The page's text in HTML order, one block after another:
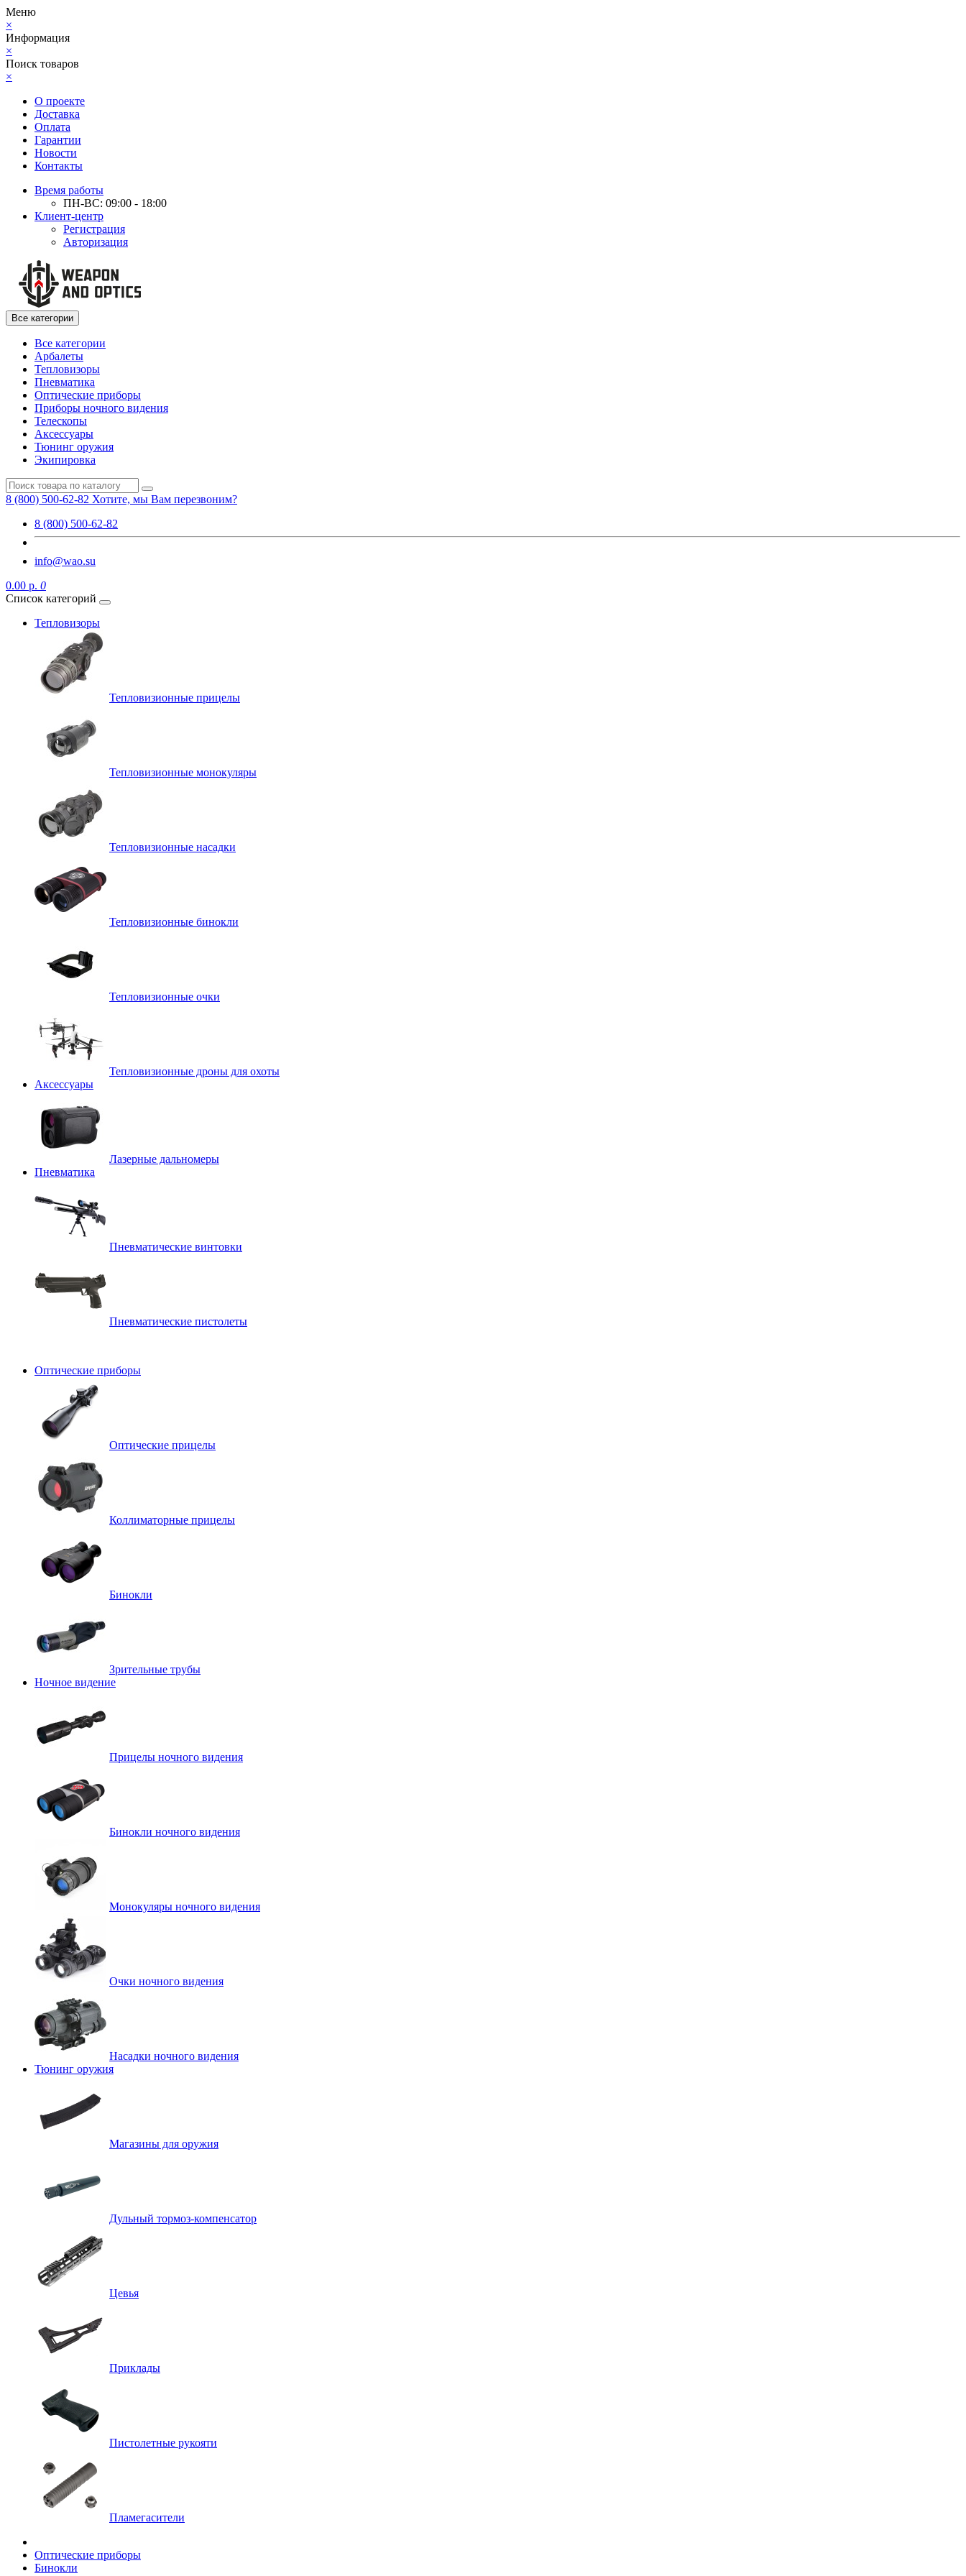
Меню
×
Информация
×
Поиск товаров
×
О проекте
Доставка
Оплата
Гарантии
Новости
Контакты
Время работы
ПН-ВС: 09:00 - 18:00
Клиент-центр
Регистрация
Авторизация
Все категории
Все категории
Арбалеты
Тепловизоры
Пневматика
Оптические приборы
Приборы ночного видения
Телескопы
Аксессуары
Тюнинг оружия
Экипировка
8 (800) 500-62-82 Хотите, мы Вам перезвоним?
8 (800) 500-62-82
info@wao.su
0.00 р. 0
Список категорий
Тепловизоры
Тепловизионные прицелы
Тепловизионные монокуляры
Тепловизионные насадки
Тепловизионные бинокли
Тепловизионные очки
Тепловизионные дроны для охоты
Аксессуары
Лазерные дальномеры
Пневматика
Пневматические винтовки
Пневматические пистолеты
Оптические приборы
Оптические прицелы
Коллиматорные прицелы
Бинокли
Зрительные трубы
Ночное видение
Прицелы ночного видения
Бинокли ночного видения
Монокуляры ночного видения
Очки ночного видения
Насадки ночного видения
Тюнинг оружия
Магазины для оружия
Дульный тормоз-компенсатор
Цевья
Приклады
Пистолетные рукояти
Пламегасители
Оптические приборы
Бинокли